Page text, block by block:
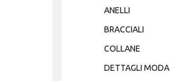
ANELLI
BRACCIALI
COLLANE
DETTAGLI MODA